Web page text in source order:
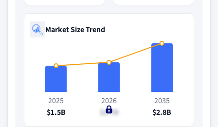
Market Size Trend
2025
$1.5B
2026
$1.7B
2035
$2.8B